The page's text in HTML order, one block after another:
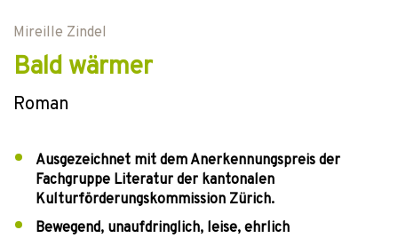
Mireille Zindel
Bald wärmer
Roman
Ausgezeichnet mit dem Anerkennungspreis der
Fachgruppe Literatur der kantonalen
Kulturförderungskommission Zürich.
Bewegend, unaufdringlich, leise, ehrlich